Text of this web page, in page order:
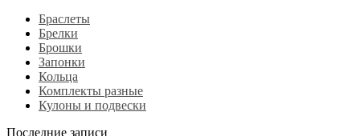
Браслеты
Брелки
Брошки
Запонки
Кольца
Комплекты разные
Кулоны и подвески
Последние записи